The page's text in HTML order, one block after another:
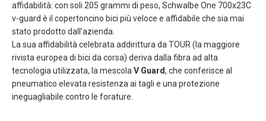
affidabilità: con soli 205 grammi di peso, Schwalbe One 700x23C
v-guard è il copertoncino bici più veloce e affidabile che sia mai
stato prodotto dall’azienda.
La sua affidabilità celebrata addirittura da TOUR (la maggiore
rivista europea di bici da corsa) deriva dalla fibra ad alta
tecnologia utilizzata, la mescola V Guard, che conferisce al
pneumatico elevata resistenza ai tagli e una protezione
ineguagliabile contro le forature.